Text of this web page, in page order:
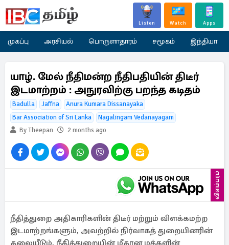
Listen Watch Apps
முகப்பு அரசியல் பொருளாதாரம் சமூகம் இந்தியா
யாழ். மேல் நீதிமன்ற நீதிபதியின் திடீர்
இடமாற்றம் : அநுரவிற்கு பறந்த கடிதம்
Badulla Jaffna
Anura Kumara Dissanayaka
Bar Association of Sri Lanka
Nagalingam Vedanayagam
By Theepan
2 months ago
விளம்பரம்
நீதித்துறை அதிகாரிகளின் திடீர் மற்றும் விளக்கமற்ற
இடமாற்றங்களும், அவற்றில் நிர்வாகத் துறையினரின்
தலையீடும், நீதித்துறையின் மீதான மக்களின்